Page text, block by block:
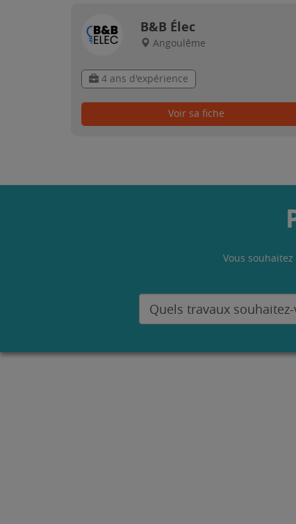
B&B Élec
Angoulême
4 ans d'expérience
Voir sa fiche
Vous